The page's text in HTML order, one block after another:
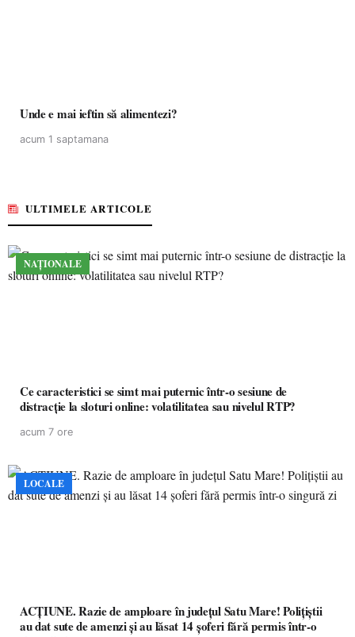
Unde e mai ieftin să alimentezi?
acum 1 saptamana
ULTIMELE ARTICOLE
NAȚIONALE
Ce caracteristici se simt mai puternic într-o sesiune de
distracție la sloturi online: volatilitatea sau nivelul RTP?
acum 7 ore
LOCALE
ACȚIUNE. Razie de amploare în județul Satu Mare! Polițiștii
au dat sute de amenzi și au lăsat 14 șoferi fără permis într-o